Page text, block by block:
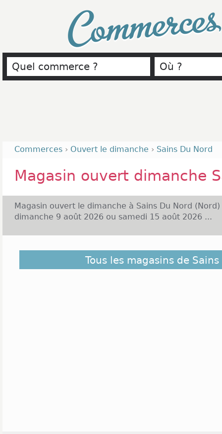
Commerces › Ouvert le dimanche › Sains Du Nord
Magasin ouvert dimanche
Magasin ouvert le dimanche à Sains Du Nord
dimanche 9 août 2026 ou samedi 15 août 2026 ...
Découvrez dans la liste ci-dessous les magasins
Nord et ceux situés à proximité. Ils sont classés
Tous les magasins de